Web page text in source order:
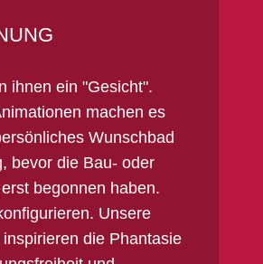
ihnen ein "Gesicht".
machen es
Wunschbad
bevor die Bau- oder
begonnen haben.
Unsere
die Phantasie